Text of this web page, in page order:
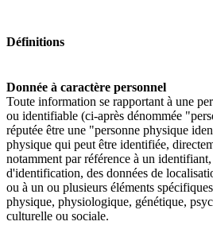
Définitions
Donnée à caractère personnel
Toute information se rapportant à une
ou identifiable (ci-après dénommée
réputée être une "personne physique
physique qui peut être identifiée,
notamment par référence à un
d'identification, des données de
ou à un ou plusieurs éléments
physique, physiologique, génétique,
culturelle ou sociale.